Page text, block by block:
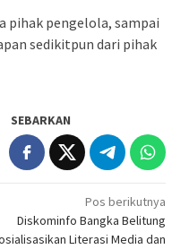
pihak pengelola, sampai
sedikitpun dari pihak
SEBARKAN
Pos berikutnya
Diskominfo Bangka Belitung
Literasi Media dan